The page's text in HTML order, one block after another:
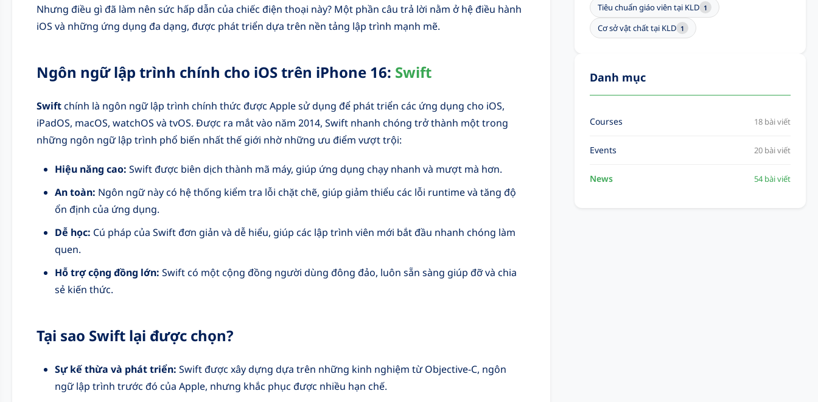
Nhưng điều gì đã làm nên sức hấp dẫn của chiếc điện thoại này? Một phần câu trả lời nằm ở hệ điều hành
iOS và những ứng dụng đa dạng, được phát triển dựa trên nền tảng lập trình mạnh mẽ.
Ngôn ngữ lập trình chính cho iOS trên iPhone 16: Swift
Swiftchính là ngôn ngữ lập trình chính thức được Apple sử dụng để phát triển các ứng dụng cho iOS,
iPadOS, macOS, watchOS và tvOS. Được ra mắt vào năm 2014, Swift nhanh chóng trở thành một trong
những ngôn ngữ lập trình phổ biến nhất thế giới nhờ những ưu điểm vượt trội:
Hiệu năng cao: Swift được biên dịch thành mã máy, giúp ứng dụng chạy nhanh và mượt mà hơn.
An toàn: Ngôn ngữ này có hệ thống kiểm tra lỗi chặt chẽ, giúp giảm thiểu các lỗi runtime và tăng độ
ổn định của ứng dụng.
Dễ học: Cú pháp của Swift đơn giản và dễ hiểu, giúp các lập trình viên mới bắt đầu nhanh chóng làm
quen.
Hỗ trợ cộng đồng lớn: Swift có một cộng đồng người dùng đông đảo, luôn sẵn sàng giúp đỡ và chia
sẻ kiến thức.
Tại sao Swift lại được chọn?
Sự kế thừa và phát triển: Swift được xây dựng dựa trên những kinh nghiệm từ Objective-C, ngôn
ngữ lập trình trước đó của Apple, nhưng khắc phục được nhiều hạn chế.
Tiêu chuẩn giáo viên tại KLD 1
Cơ sở vật chất tại KLD 1
Danh mục
Courses 18 bài viết
Events 20 bài viết
News 54 bài viết